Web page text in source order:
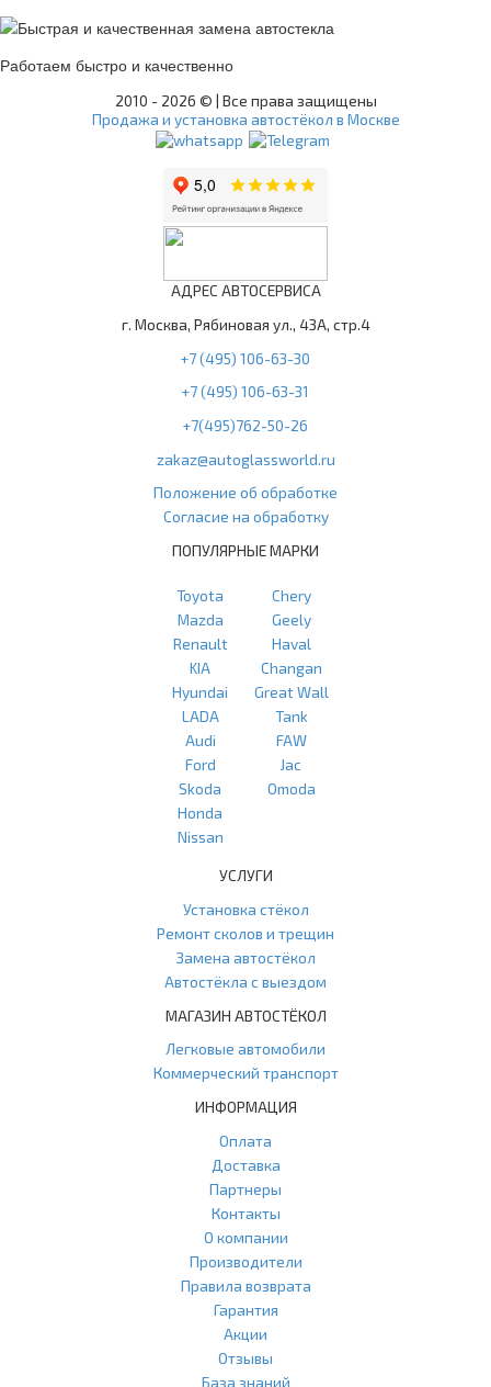
Работаем быстро и качественно
2010 - 2026 © | Все права защищены
Продажа и установка автостёкол в Москве
АДРЕС АВТОСЕРВИСА
г. Москва, Рябиновая ул., 43А, стр.4
+7 (495) 106-63-30
+7 (495) 106-63-31
+7(495)762-50-26
zakaz@autoglassworld.ru
Положение об обработке
Согласие на обработку
ПОПУЛЯРНЫЕ МАРКИ
Toyota
Mazda
Renault
KIA
Hyundai
LADA
Audi
Ford
Skoda
Honda
Nissan
Chery
Geely
Haval
Changan
Great Wall
Tank
FAW
Jac
Omoda
УСЛУГИ
Установка стёкол
Ремонт сколов и трещин
Замена автостёкол
Автостёкла с выездом
МАГАЗИН АВТОСТЁКОЛ
Легковые автомобили
Коммерческий транспорт
ИНФОРМАЦИЯ
Оплата
Доставка
Партнеры
Контакты
О компании
Производители
Правила возврата
Гарантия
Акции
Отзывы
База знаний